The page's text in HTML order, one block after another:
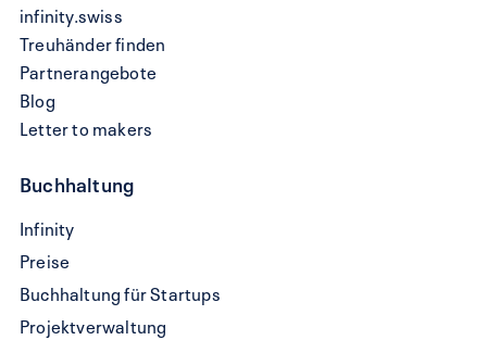
infinity.swiss
Treuhänder finden
Partnerangebote
Blog
Letter to makers
Buchhaltung
Infinity
Preise
Buchhaltung für Startups
Projektverwaltung
QR-
Rechnung
schreiben